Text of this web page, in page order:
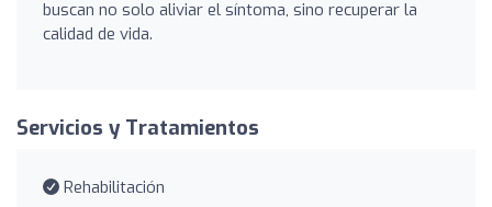
buscan no solo aliviar el síntoma, sino recuperar la
calidad de vida.
Servicios y Tratamientos
Rehabilitación